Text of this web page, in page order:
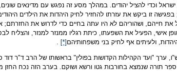
וכדי להציל יהודים. במהלך מסע זה נפגש עם מדינאים שונים,
זו ביקש את עזרתו להחזיר לחיק היהדות את הילדים
את חייהם, ושהוריהם לא היו עתה בחיים כדי לדרוש את
אישי, הפעיל את השפעתו, כיתת רגליו ממנזר למנזר, והצליח
ולעיתים אף לחיק בני משפחותיהם [*]
ערך "ועד הקהילות הקדושות בפולין" בראשותו של הרב ד"ר דוד
תורה שנמצא בחורבות גטו ורשא ושוקם. בערב הזה נכח החזן